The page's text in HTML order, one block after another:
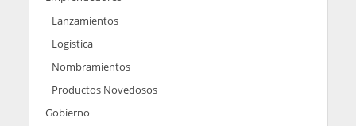
Lanzamientos
Logistica
Nombramientos
Productos Novedosos
Gobierno